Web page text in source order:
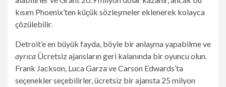
kısım Phoenix’ten küçük sözleşmeler eklenerek kolayca
çözülebilir.
Detroit’e en büyük fayda, böyle bir anlaşma yapabilme ve
ayrıca Ücretsiz ajansların geri kalanında bir oyuncu olun.
Frank Jackson, Luca Garza ve Carson Edwards’ta
seçenekler seçebilirler, ücretsiz bir ajansta 25 milyon